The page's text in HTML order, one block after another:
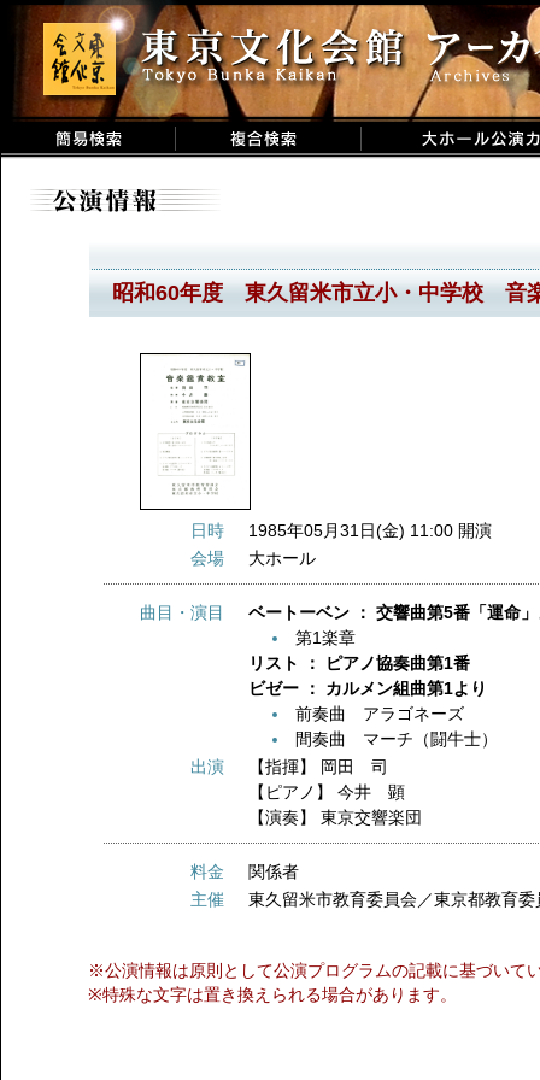
昭和60年度 東久留米市立小・中学校 音
日時
1985年05月31日(金) 11:00 開演
会場
大ホール
曲目・演目
ベートーベン ： 交響曲第5番「運命
第1楽章
リスト ： ピアノ協奏曲第1番
ビゼー ： カルメン組曲第1より
前奏曲 アラゴネーズ
間奏曲 マーチ（闘牛士）
出演
【指揮】 岡田 司
【ピアノ】今井 顕
【演奏】東京交響楽団
料金
関係者
主催
東久留米市教育委員会／東京都教育
※公演情報は原則として公演プログラムの記載に基づいて
※特殊な文字は置き換えられる場合があります。